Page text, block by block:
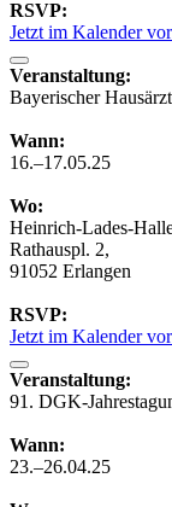
RSVP:
Jetzt im Kalender
Veranstaltung:
Bayerischer
Wann:
16.–17.05.25
Wo:
Heinrich-Lades-
Rathauspl. 2,
91052 Erlangen
RSVP:
Jetzt im Kalender
Veranstaltung:
91. DGK-
Wann:
23.–26.04.25